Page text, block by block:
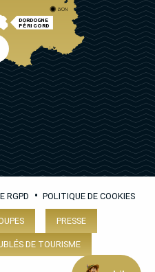
DORDOGNE
PÉRIGORD
LYON
RGPD • POLITIQUE DE COOKIES
PRESSE
DE TOURISME